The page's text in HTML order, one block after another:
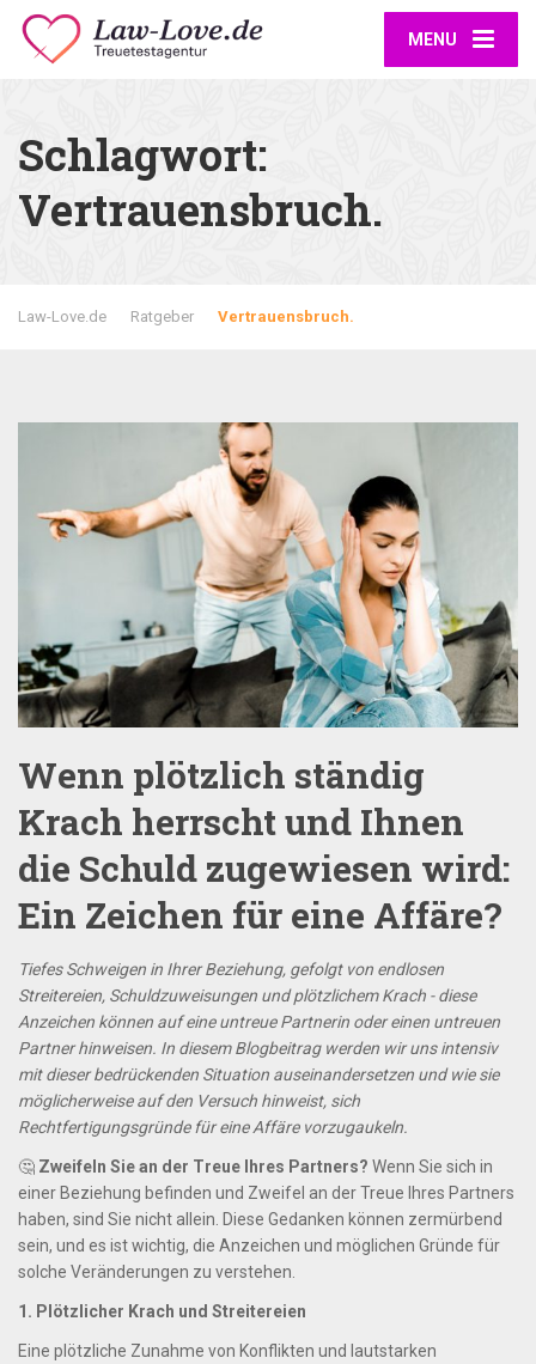
MENU
Schlagwort:
Vertrauensbruch.
Law-Love.de Ratgeber Vertrauensbruch.
Wenn plötzlich ständig
Krach herrscht und Ihnen
die Schuld zugewiesen wird:
Ein Zeichen für eine Affäre?
Tiefes Schweigen in Ihrer Beziehung, gefolgt von endlosen
Streitereien, Schuldzuweisungen und plötzlichem Krach - diese
Anzeichen können auf eine untreue Partnerin oder einen untreuen
Partner hinweisen. In diesem Blogbeitrag werden wir uns intensiv
mit dieser bedrückenden Situation auseinandersetzen und wie sie
möglicherweise auf den Versuch hinweist, sich
Rechtfertigungsgründe für eine Affäre vorzugaukeln.
🤔 Zweifeln Sie an der Treue Ihres Partners? Wenn Sie sich in
einer Beziehung befinden und Zweifel an der Treue Ihres Partners
haben, sind Sie nicht allein. Diese Gedanken können zermürbend
sein, und es ist wichtig, die Anzeichen und möglichen Gründe für
solche Veränderungen zu verstehen.
1. Plötzlicher Krach und Streitereien
Eine plötzliche Zunahme von Konflikten und lautstarken